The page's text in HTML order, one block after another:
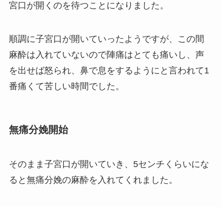
宮口が開くのを待つことになりました。
順調に子宮口が開いていったようですが、この間
麻酔は入れていないので陣痛はとても痛いし、声
を出せば怒られ、鼻で息をするようにと言われて1
番痛くて苦しい時間でした。
無痛分娩開始
そのまま子宮口が開いていき、5センチくらいにな
ると無痛分娩の麻酔を入れてくれました。